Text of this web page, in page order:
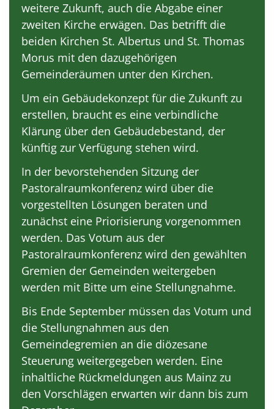
weitere Zukunft, auch die Abgabe einer
zweiten Kirche erwägen. Das betrifft die
beiden Kirchen St. Albertus und St. Thomas
Morus mit den dazugehörigen
Gemeinderäumen unter den Kirchen.
Um ein Gebäudekonzept für die Zukunft zu
erstellen, braucht es eine verbindliche
Klärung über den Gebäudebestand, der
künftig zur Verfügung stehen wird.
In der bevorstehenden Sitzung der
Pastoralraumkonferenz wird über die
vorgestellten Lösungen beraten und
zunächst eine Priorisierung vorgenommen
werden. Das Votum aus der
Pastoralraumkonferenz wird den gewählten
Gremien der Gemeinden weitergeben
werden mit Bitte um eine Stellungnahme.
Bis Ende September müssen das Votum und
die Stellungnahmen aus den
Gemeindegremien an die diözesane
Steuerung weitergegeben werden. Eine
inhaltliche Rückmeldungen aus Mainz zu
den Vorschlägen erwarten wir dann bis zum